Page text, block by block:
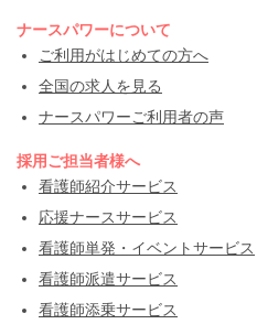
ナースパワーについて
ご利用がはじめての方へ
全国の求人を見る
ナースパワーご利用者の声
採用ご担当者様へ
看護師紹介サービス
応援ナースサービス
看護師単発・イベントサービス
看護師派遣サービス
看護師添乗サービス